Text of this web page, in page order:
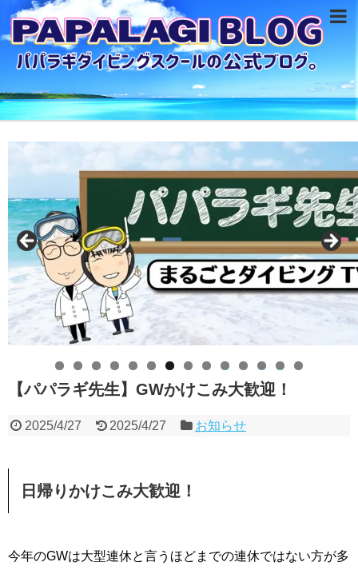
0 1 2 3 4
【パパラギ先生】GWかけこみ大歓迎！
2025/4/27 2025/4/27 お知らせ
日帰りかけこみ大歓迎！
今年のGWは大型連休と言うほどまでの連休ではない方が多